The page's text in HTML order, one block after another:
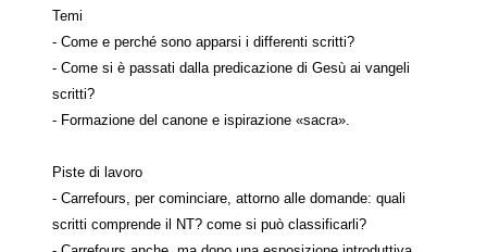
Temi
- Come e perché sono apparsi i differenti scritti?
- Come si è passati dalla predicazione di Gesù ai vangeli
scritti?
- Formazione del canone e ispirazione «sacra».
Piste di lavoro
- Carrefours, per cominciare, attorno alle domande: quali
scritti comprende il NT? come si può classificarli?